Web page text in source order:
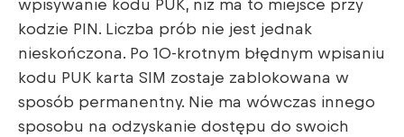
wpisywanie kodu PUK, niż ma to miejsce przy
kodzie PIN. Liczba prób nie jest jednak
nieskończona. Po 10-krotnym błędnym wpisaniu
kodu PUK karta SIM zostaje zablokowana w
sposób permanentny. Nie ma wówczas innego
sposobu na odzyskanie dostępu do swoich